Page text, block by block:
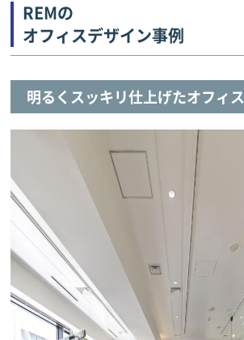
REMの
オフィスデザイン事例
明るくスッキリ仕上げたオフィス